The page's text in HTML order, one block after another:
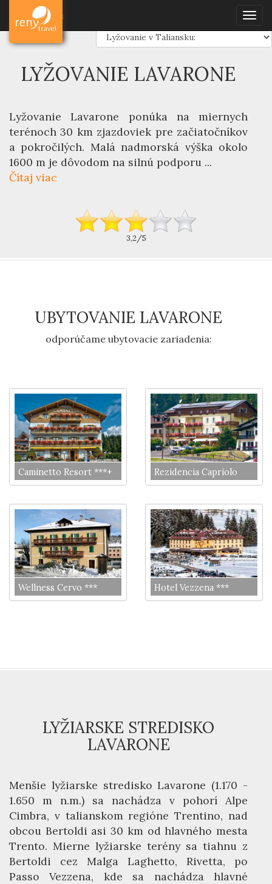
Dovolenka
LYŽOVANIE LAVARONE
Lyžovanie Lavarone ponúka na miernych
terénoch 30 km zjazdoviek pre začiatočníkov
a pokročilých. Malá nadmorská výška okolo
1600 m je dôvodom na silnú podporu ...
Čítaj viac
3,2/5
UBYTOVANIE LAVARONE
odporúčame ubytovacie zariadenia:
Caminetto Resort ***+ Rezidencia Capriolo
Wellness Cervo *** Hotel Vezzena ***
LYŽIARSKE STREDISKO
LAVARONE
Menšie lyžiarske stredisko Lavarone (1.170 -
1.650 m n.m.) sa nachádza v pohorí Alpe
Cimbra, v talianskom regióne Trentino, nad
obcou Bertoldi asi 30 km od hlavného mesta
Trento. Mierne lyžiarske terény sa tiahnu z
Bertoldi cez Malga Laghetto, Rivetta, po
Passo Vezzena, kde sa nachádza hlavné
Dovolenka